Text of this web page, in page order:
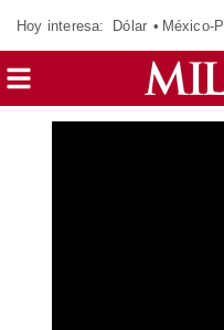
Hoy interesa: Dólar México-